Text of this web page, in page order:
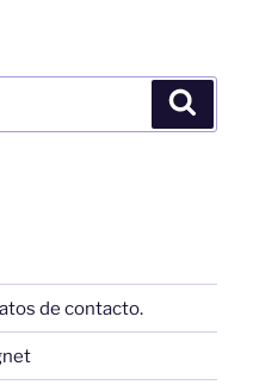
de contacto.